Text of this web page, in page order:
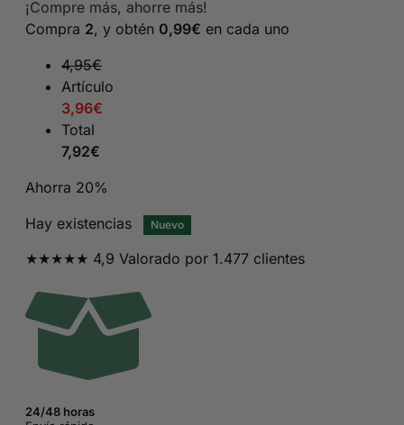
original
era:
9,95€.
actual
es:
¡Compre más, ahorre más!
Compra 2, y obtén 0,99€ en cada uno
4,95€
Artículo
3,96€
Total
7,92€
Ahorra 20%
Hay existencias
Nuevo
★★★★★ 4,9 Valorado por 1.477 clientes
24/48 horas